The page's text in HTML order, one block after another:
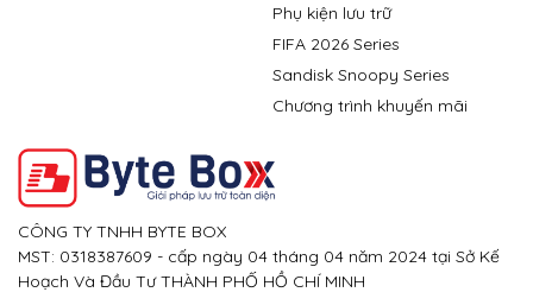
Phụ kiện lưu trữ
FIFA 2026 Series
Sandisk Snoopy Series
Chương trình khuyến mãi
CÔNG TY TNHH BYTE BOX
MST: 0318387609 - cấp ngày 04 tháng 04 năm 2024 tại Sở Kế
Hoạch Và Đầu Tư THÀNH PHỐ HỒ CHÍ MINH